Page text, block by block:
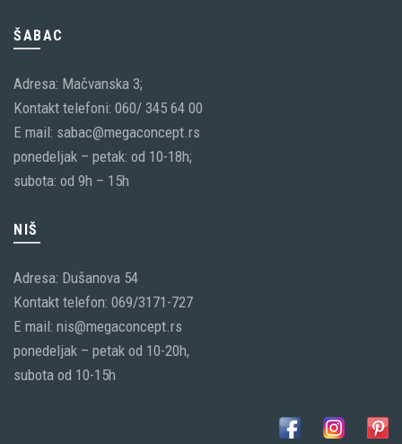
ŠABAC
Adresa: Mačvanska 3;
Kontakt telefoni: 060/ 345 64 00
E mail: sabac@megaconcept.rs
ponedeljak – petak: od 10-18h;
subota: od 9h – 15h
NIŠ
Adresa: Dušanova 54
Kontakt telefon: 069/3171-727
E mail: nis@megaconcept.rs
ponedeljak – petak od 10-20h,
subota od 10-15h